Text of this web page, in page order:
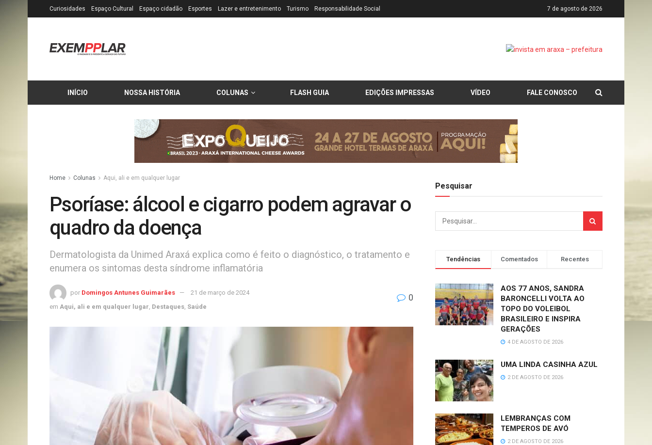
Curiosidades Espaço Cultural Espaço cidadão Esportes Lazer e entretenimento Turismo Responsabilidade Social 7 de agosto de 2026
INÍCIO NOSSA HISTÓRIA COLUNAS FLASH GUIA EDIÇÕES IMPRESSAS VÍDEO FALE CONOSCO
Home Colunas Aqui, ali e em qualquer lugar
Psoríase: álcool e cigarro podem agravar o
quadro da doença
Dermatologista da Unimed Araxá explica como é feito o diagnóstico, o tratamento e
enumera os sintomas desta síndrome inflamatória
por Domingos Antunes Guimarães
21 de março de 2024
em Aqui, ali e em qualquer lugar Destaques Saúde
0
Pesquisar
Tendências Comentados Recentes
AOS 77 ANOS, SANDRA
BARONCELLI VOLTA AO
TOPO DO VOLEIBOL
BRASILEIRO E INSPIRA
GERAÇÕES
4 DE AGOSTO DE 2026
UMA LINDA CASINHA AZUL
2 DE AGOSTO DE 2026
LEMBRANÇAS COM
TEMPEROS DE AVÓ
2 DE AGOSTO DE 2026